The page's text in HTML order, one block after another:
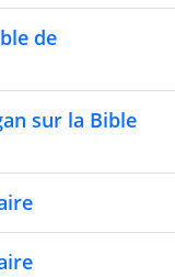
de
sur la Bible